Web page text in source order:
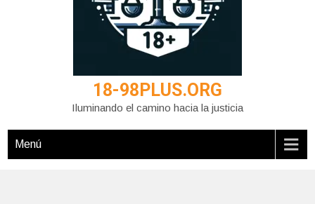
18-98PLUS.ORG
Iluminando el camino hacia la justicia
Menú